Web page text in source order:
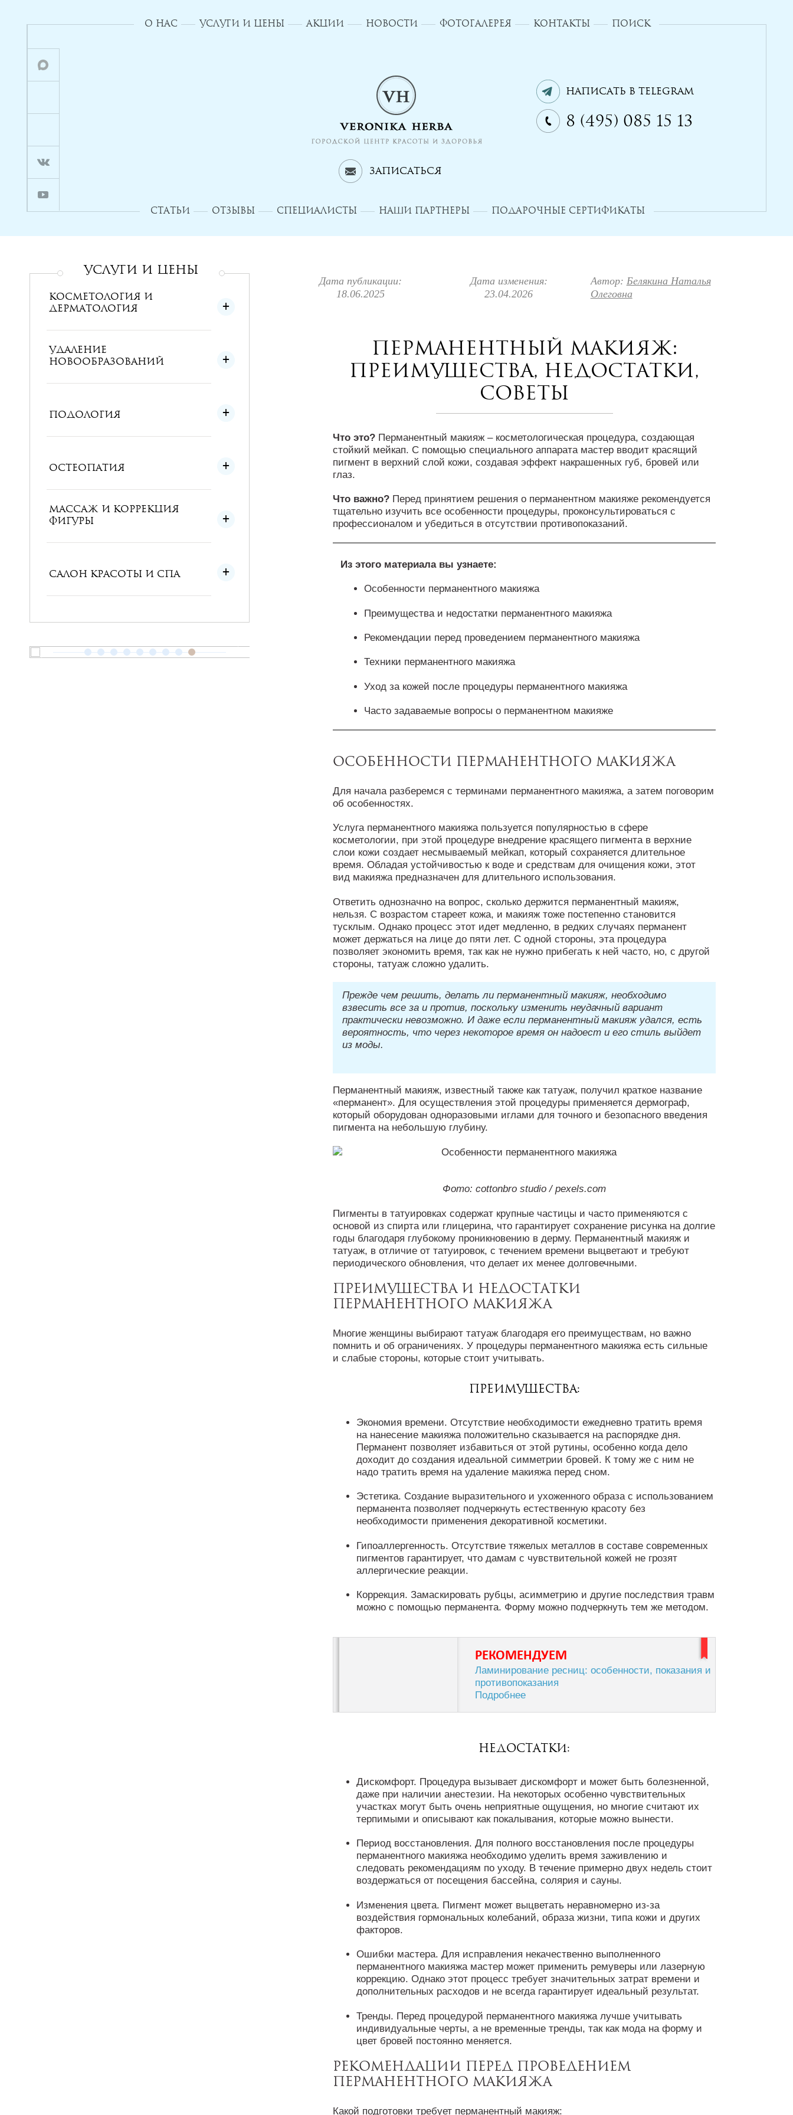
О НАС УСЛУГИ И ЦЕНЫ АКЦИИ НОВОСТИ ФОТОГАЛЕРЕЯ КОНТАКТЫ ПОИСК
СТАТЬИ ОТЗЫВЫ СПЕЦИАЛИСТЫ НАШИ ПАРТНЕРЫ ПОДАРОЧНЫЕ СЕРТИФИКАТЫ
Написать в Telegram
8 (495) 085 15 13
Записаться
УСЛУГИ и ЦЕНЫ
КОСМЕТОЛОГИЯ И
ДЕРМАТОЛОГИЯ
УДАЛЕНИЕ
НОВООБРАЗОВАНИЙ
ПОДОЛОГИЯ
ОСТЕОПАТИЯ
МАССАЖ И КОРРЕКЦИЯ
ФИГУРЫ
САЛОН КРАСОТЫ И СПА
Дата публикации:
18.06.2025
Дата изменения:
23.04.2026
Автор: Белякина Наталья
Олеговна
Перманентный макияж:
преимущества, недостатки,
советы
Что это? Перманентный макияж – косметологическая процедура, создающая
стойкий мейкап. С помощью специального аппарата мастер вводит красящий
пигмент в верхний слой кожи, создавая эффект накрашенных губ, бровей или
глаз.
Что важно? Перед принятием решения о перманентном макияже рекомендуется
тщательно изучить все особенности процедуры, проконсультироваться с
профессионалом и убедиться в отсутствии противопоказаний.
Из этого материала вы узнаете:
Особенности перманентного макияжа
Преимущества и недостатки перманентного макияжа
Рекомендации перед проведением перманентного макияжа
Техники перманентного макияжа
Уход за кожей после процедуры перманентного макияжа
Часто задаваемые вопросы о перманентном макияже
Особенности перманентного макияжа
Для начала разберемся с терминами перманентного макияжа, а затем поговорим
об особенностях.
Услуга перманентного макияжа пользуется популярностью в сфере
косметологии, при этой процедуре внедрение красящего пигмента в верхние
слои кожи создает несмываемый мейкап, который сохраняется длительное
время. Обладая устойчивостью к воде и средствам для очищения кожи, этот
вид макияжа предназначен для длительного использования.
Ответить однозначно на вопрос, сколько держится перманентный макияж,
нельзя. С возрастом стареет кожа, и макияж тоже постепенно становится
тусклым. Однако процесс этот идет медленно, в редких случаях перманент
может держаться на лице до пяти лет. С одной стороны, эта процедура
позволяет экономить время, так как не нужно прибегать к ней часто, но, с другой
стороны, татуаж сложно удалить.
Прежде чем решить, делать ли перманентный макияж, необходимо
взвесить все за и против, поскольку изменить неудачный вариант
практически невозможно. И даже если перманентный макияж удался, есть
вероятность, что через некоторое время он надоест и его стиль выйдет
из моды.
Перманентный макияж, известный также как татуаж, получил краткое название
«перманент». Для осуществления этой процедуры применяется дермограф,
который оборудован одноразовыми иглами для точного и безопасного введения
пигмента на небольшую глубину.
Фото: cottonbro studio / pexels.com
Пигменты в татуировках содержат крупные частицы и часто применяются с
основой из спирта или глицерина, что гарантирует сохранение рисунка на долгие
годы благодаря глубокому проникновению в дерму. Перманентный макияж и
татуаж, в отличие от татуировок, с течением времени выцветают и требуют
периодического обновления, что делает их менее долговечными.
Преимущества и недостатки
перманентного макияжа
Многие женщины выбирают татуаж благодаря его преимуществам, но важно
помнить и об ограничениях. У процедуры перманентного макияжа есть сильные
и слабые стороны, которые стоит учитывать.
Преимущества:
Экономия времени. Отсутствие необходимости ежедневно тратить время
на нанесение макияжа положительно сказывается на распорядке дня.
Перманент позволяет избавиться от этой рутины, особенно когда дело
доходит до создания идеальной симметрии бровей. К тому же с ним не
надо тратить время на удаление макияжа перед сном.
Эстетика. Создание выразительного и ухоженного образа с использованием
перманента позволяет подчеркнуть естественную красоту без
необходимости применения декоративной косметики.
Гипоаллергенность. Отсутствие тяжелых металлов в составе современных
пигментов гарантирует, что дамам с чувствительной кожей не грозят
аллергические реакции.
Коррекция. Замаскировать рубцы, асимметрию и другие последствия травм
можно с помощью перманента. Форму можно подчеркнуть тем же методом.
РЕКОМЕНДУЕМ
Ламинирование ресниц: особенности, показания и
противопоказания
Подробнее
Недостатки:
Дискомфорт. Процедура вызывает дискомфорт и может быть болезненной,
даже при наличии анестезии. На некоторых особенно чувствительных
участках могут быть очень неприятные ощущения, но многие считают их
терпимыми и описывают как покалывания, которые можно вынести.
Период восстановления. Для полного восстановления после процедуры
перманентного макияжа необходимо уделить время заживлению и
следовать рекомендациям по уходу. В течение примерно двух недель стоит
воздержаться от посещения бассейна, солярия и сауны.
Изменения цвета. Пигмент может выцветать неравномерно из-за
воздействия гормональных колебаний, образа жизни, типа кожи и других
факторов.
Ошибки мастера. Для исправления некачественно выполненного
перманентного макияжа мастер может применить ремуверы или лазерную
коррекцию. Однако этот процесс требует значительных затрат времени и
дополнительных расходов и не всегда гарантирует идеальный результат.
Тренды. Перед процедурой перманентного макияжа лучше учитывать
индивидуальные черты, а не временные тренды, так как мода на форму и
цвет бровей постоянно меняется.
Рекомендации перед проведением
перманентного макияжа
Какой подготовки требует перманентный макияж: